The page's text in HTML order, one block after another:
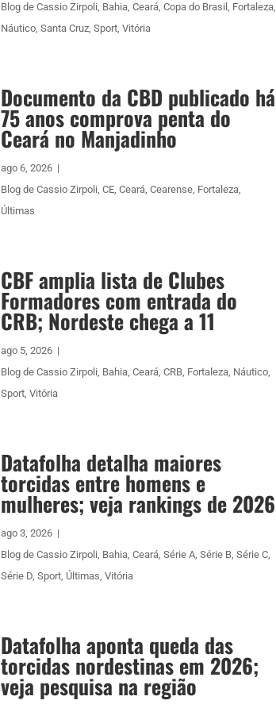
Blog de Cassio Zirpoli, Bahia, Ceará, Copa do Brasil , Fortaleza,
Náutico, Santa Cruz, Sport, Vitória
Documento da CBD publicado há
75 anos comprova penta do
Ceará no Manjadinho
ago 6, 2026 |
Blog de Cassio Zirpoli, CE, Ceará, Cearense, Fortaleza,
Últimas
CBF amplia lista de Clubes
Formadores com entrada do
CRB; Nordeste chega a 11
ago 5, 2026 |
Blog de Cassio Zirpoli, Bahia, Ceará, CRB, Fortaleza, Náutico,
Sport, Vitória
Datafolha detalha maiores
torcidas entre homens e
mulheres; veja rankings de 2026
ago 3, 2026 |
Blog de Cassio Zirpoli, Bahia, Ceará, Série A, Série B, Série C,
Série D, Sport, Últimas, Vitória
Datafolha aponta queda das
torcidas nordestinas em 2026;
veja pesquisa na região